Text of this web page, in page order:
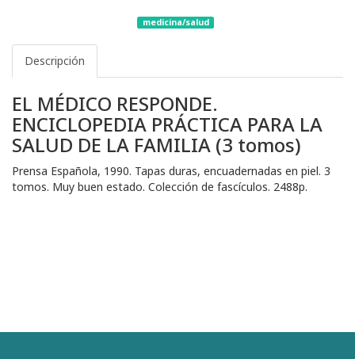
medicina/salud
Descripción
EL MÉDICO RESPONDE.
ENCICLOPEDIA PRÁCTICA PARA LA
SALUD DE LA FAMILIA (3 tomos)
Prensa Española, 1990. Tapas duras, encuadernadas en piel. 3
tomos. Muy buen estado. Colección de fascículos. 2488p.